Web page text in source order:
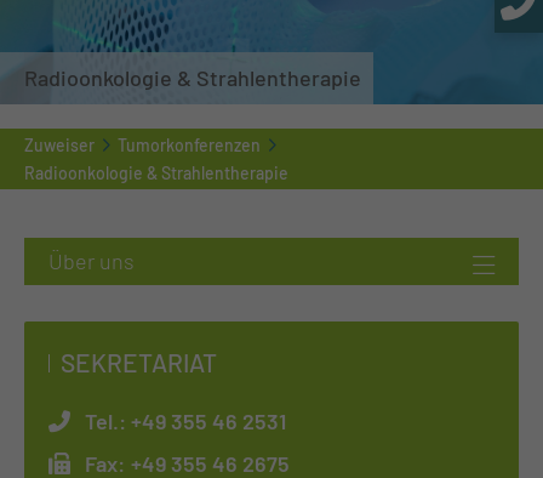
Radioonkologie & Strahlentherapie
Zuweiser
Tumorkonferenzen
Radioonkologie & Strahlentherapie
SEKRETARIAT
Tel.: +49 355 46 2531
Fax: +49 355 46 2675